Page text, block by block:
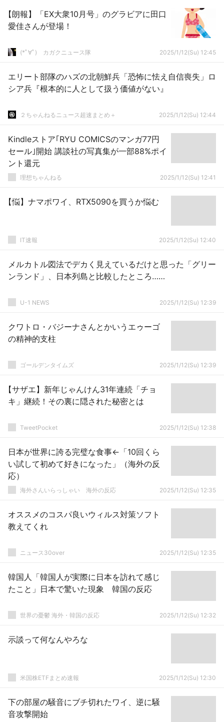
【朗報】「EX大衆10月号」のグラビアに田口
愛佳さんが登場！
(*ﾟ∀ﾟ)ゞカガクニュース隊 2025/1/12(Su) 12:45
エリート部隊のハズの北朝鮮兵「恐怖に怯え自信喪失」ロ
シア兵『根本的に人として扱う価値がない』
２ちゃんねるニュース超速まとめ＋ 2025/1/12(Su) 12:44
Kindleストア｢RYU COMICSのマンガ77円
セール｣開始 講談社の写真集が一部88%ポイ
ント還元
理想ちゃんねる 2025/1/12(Su) 12:41
【悩】ナマポワイ、RTX5090を買うか悩む
IT速報 2025/1/12(Su) 12:40
メルカトル図法でデカく見えているだけと思った「グリー
ンランド」、日本列島と比較したところ……
U-1 NEWS 2025/1/12(Su) 12:39
クワトロ・バジーナさんとかいうエゥーゴ
の精神的支柱
ゴールデンタイムズ 2025/1/12(Su) 12:39
【サザエ】新年じゃんけん31年連続「チョ
キ」継続！その裏に隠された秘密とは
TweetPocket 2025/1/12(Su) 12:38
日本が世界に誇る完璧な食事←「10回くら
い試して初めて好きになった」（海外の反
応）
海外さんいらっしゃい 海外の反応 2025/1/12(Su) 12:35
オススメのコスパ良いウィルス対策ソフト
教えてくれ
ニュース30over 2025/1/12(Su) 12:35
韓国人「韓国人が実際に日本を訪れて感じ
たこと」日本で驚いた現象 韓国の反応
世界の憂鬱 海外・韓国の反応 2025/1/12(Su) 12:32
示談って何なんやろな
米国株ETFまとめ速報 2025/1/12(Su) 12:30
下の部屋の騒音にブチ切れたワイ、逆に騒
音攻撃開始